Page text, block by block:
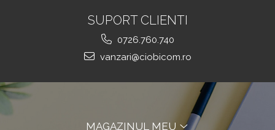
SUPORT CLIENTI
0726.760.740
vanzari@ciobicom.ro
MAGAZINUL MEU